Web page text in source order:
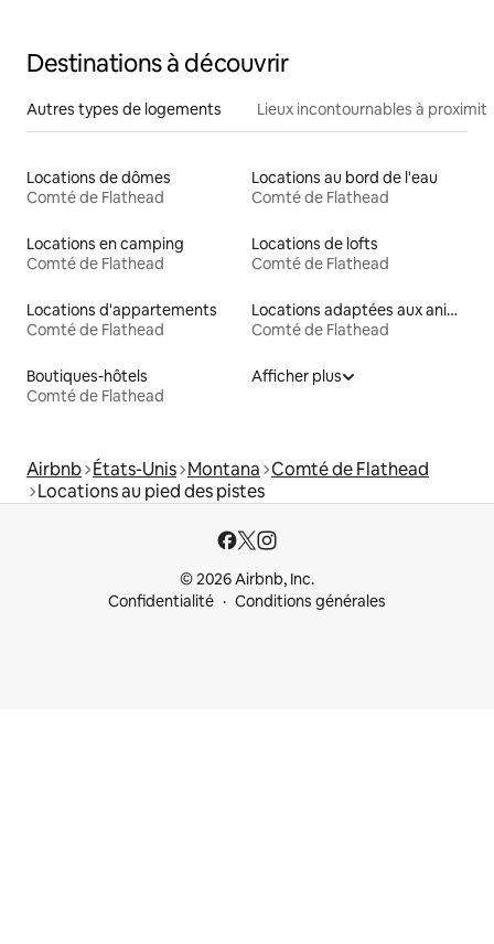
Destinations à découvrir
Autres types de logements Lieux incontournables à
Locations de dômes
Comté de Flathead
Locations au bord de l'eau
Comté de Flathead
Locations en camping
Comté de Flathead
Locations de lofts
Comté de Flathead
Locations d'appartements
Comté de Flathead
Locations adaptées aux animaux
Comté de Flathead
Boutiques-hôtels
Comté de Flathead
Afficher plus
Airbnb États-Unis Montana Comté de Flathead
Locations au pied des pistes
© 2026 Airbnb, Inc.
Confidentialité
Conditions générales